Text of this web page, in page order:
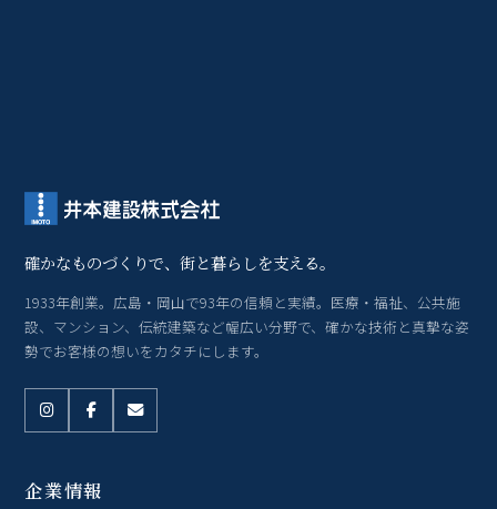
確かなものづくりで、街と暮らしを支える。
1933年創業。広島・岡山で93年の信頼と実績。医療・福祉、公共施
設、マンション、伝統建築など幅広い分野で、確かな技術と真摯な姿
勢でお客様の想いをカタチにします。
企業情報